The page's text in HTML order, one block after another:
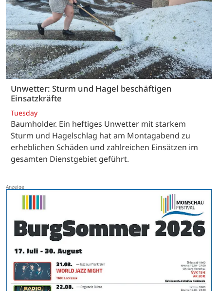
Unwetter: Sturm und Hagel beschäftigen
Einsatzkräfte
Tuesday
Baumholder. Ein heftiges Unwetter mit starkem
Sturm und Hagelschlag hat am Montagabend zu
erheblichen Schäden und zahlreichen Einsätzen im
gesamten Dienstgebiet geführt.